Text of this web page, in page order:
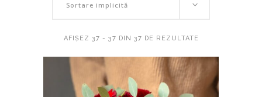
Sortare implicită
AFIȘEZ 37 - 37 DIN 37 DE REZULTATE